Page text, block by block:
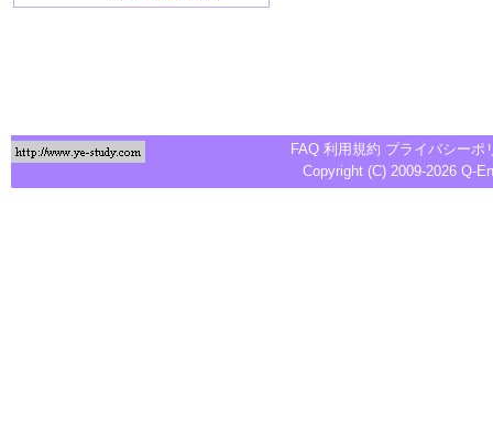
FAQ 利用規約 プライバシーポ
Copyright (C) 2009-2026 Q-